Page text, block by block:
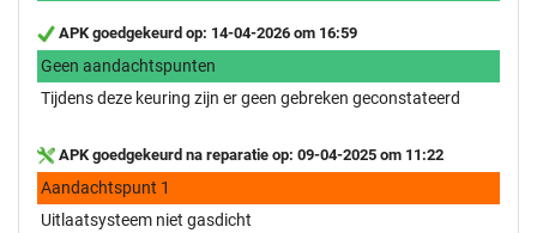
APK goedgekeurd op: 14-04-2026 om 16:59
Geen aandachtspunten
Tijdens deze keuring zijn er geen gebreken geconstateerd
APK goedgekeurd na reparatie op: 09-04-2025 om 11:22
Aandachtspunt 1
Uitlaatsysteem niet gasdicht